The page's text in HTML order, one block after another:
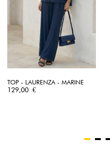
TOP - LAURENZA - MARINE
Prix
129,00 €